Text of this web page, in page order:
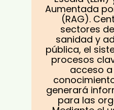
Aumentada
(RAG).
sectores
sanidad y
pública, el
procesos
acceso
generará
para las